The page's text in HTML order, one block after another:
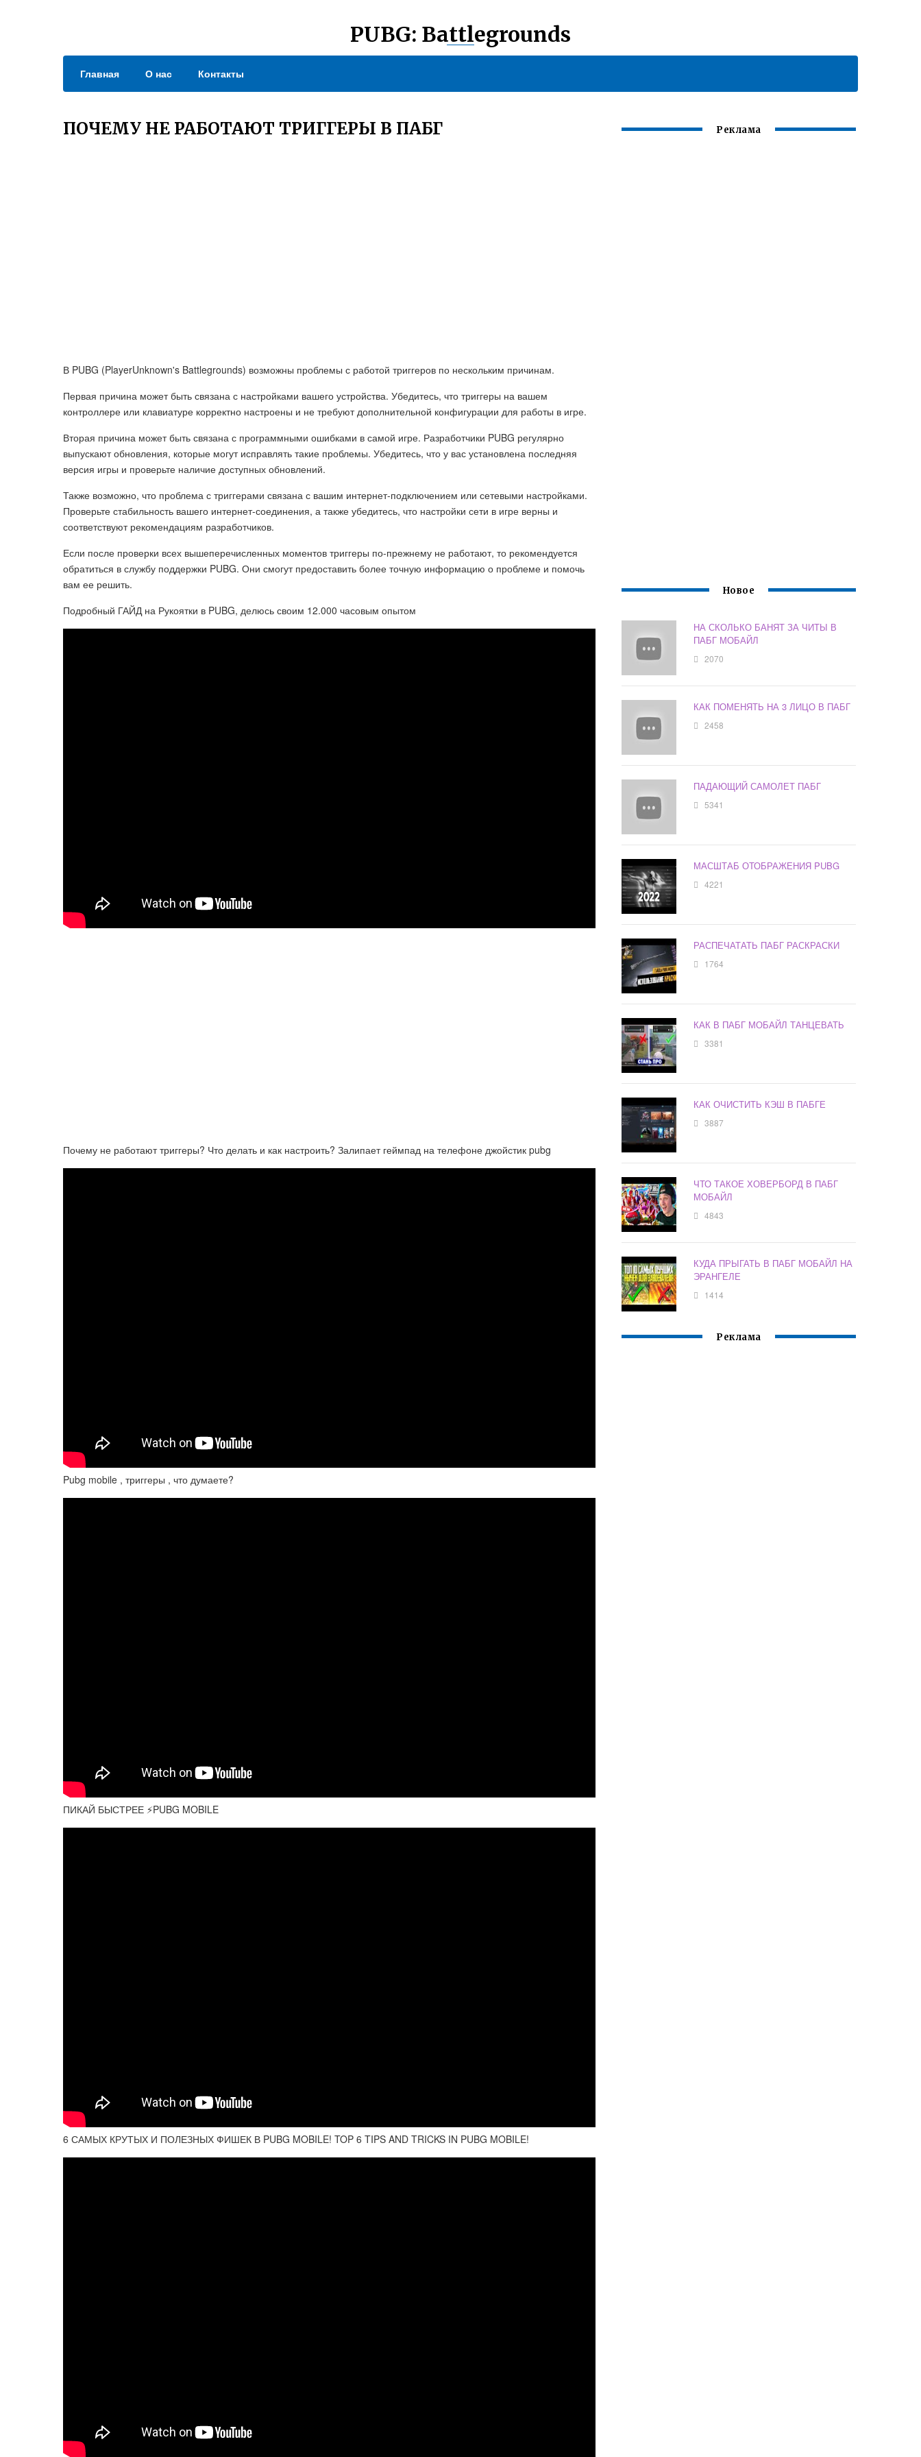
PUBG: Battlegrounds
Главная О нас Контакты
ПОЧЕМУ НЕ РАБОТАЮТ ТРИГГЕРЫ В ПАБГ
В PUBG (PlayerUnknown's Battlegrounds) возможны проблемы с работой триггеров по нескольким причинам.
Первая причина может быть связана с настройками вашего устройства. Убедитесь, что триггеры на вашем
контроллере или клавиатуре корректно настроены и не требуют дополнительной конфигурации для работы в игре.
Вторая причина может быть связана с программными ошибками в самой игре. Разработчики PUBG регулярно
выпускают обновления, которые могут исправлять такие проблемы. Убедитесь, что у вас установлена последняя
версия игры и проверьте наличие доступных обновлений.
Также возможно, что проблема с триггерами связана с вашим интернет-подключением или сетевыми настройками.
Проверьте стабильность вашего интернет-соединения, а также убедитесь, что настройки сети в игре верны и
соответствуют рекомендациям разработчиков.
Если после проверки всех вышеперечисленных моментов триггеры по-прежнему не работают, то рекомендуется
обратиться в службу поддержки PUBG. Они смогут предоставить более точную информацию о проблеме и помочь
вам ее решить.
Подробный ГАЙД на Рукоятки в PUBG, делюсь своим 12.000 часовым опытом
Почему не работают триггеры? Что делать и как настроить? Залипает геймпад на телефоне джойстик pubg
Pubg mobile , триггеры , что думаете?
ПИКАЙ БЫСТРЕЕ ⚡️PUBG MOBILE
6 САМЫХ КРУТЫХ И ПОЛЕЗНЫХ ФИШЕК В PUBG MOBILE! TOP 6 TIPS AND TRICKS IN PUBG MOBILE!
Реклама
Новое
НА СКОЛЬКО БАНЯТ ЗА ЧИТЫ В
ПАБГ МОБАЙЛ
2070
КАК ПОМЕНЯТЬ НА 3 ЛИЦО В ПАБГ
2458
ПАДАЮЩИЙ САМОЛЕТ ПАБГ
5341
МАСШТАБ ОТОБРАЖЕНИЯ PUBG
4221
РАСПЕЧАТАТЬ ПАБГ РАСКРАСКИ
1764
КАК В ПАБГ МОБАЙЛ ТАНЦЕВАТЬ
3381
КАК ОЧИСТИТЬ КЭШ В ПАБГЕ
3887
ЧТО ТАКОЕ ХОВЕРБОРД В ПАБГ
МОБАЙЛ
4843
КУДА ПРЫГАТЬ В ПАБГ МОБАЙЛ НА
ЭРАНГЕЛЕ
1414
Реклама